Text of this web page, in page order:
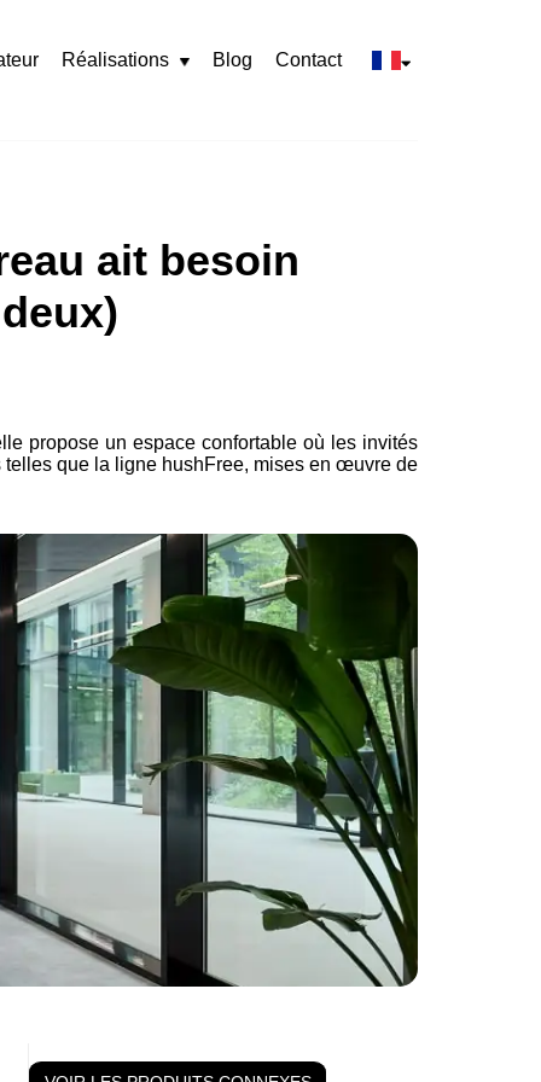
RéalisationsRozwińBlog Contact
ait besoin
propose un espace confortable où les invités
que la ligne hushFree, mises en œuvre de